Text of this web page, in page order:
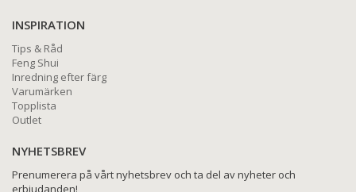
INSPIRATION
Tips & Råd
Feng Shui
Inredning efter färg
Varumärken
Topplista
Outlet
NYHETSBREV
Prenumerera på vårt nyhetsbrev och ta del av nyheter och
erbjudanden!